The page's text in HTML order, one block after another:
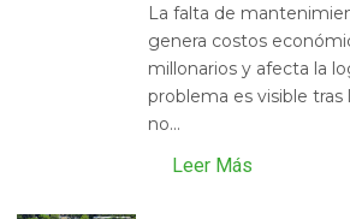
La falta de
genera costos
millonarios y afecta la
problema es visible tras
no...
Leer Más